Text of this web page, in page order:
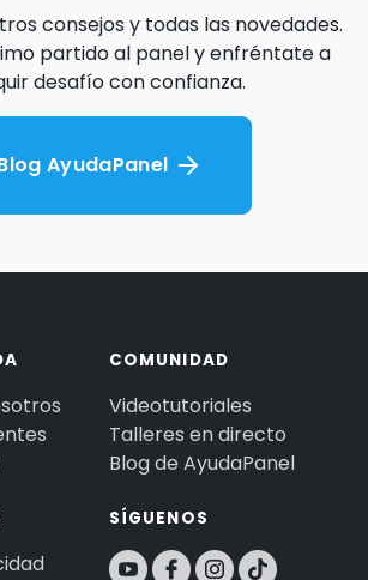
consejos y todas las novedades.
partido al panel y enfréntate a
desafío con confianza.
AyudaPanel
COMUNIDAD
Videotutoriales
Talleres en directo
Blog de AyudaPanel
SÍGUENOS